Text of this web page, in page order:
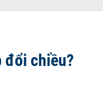
đổi chiều?